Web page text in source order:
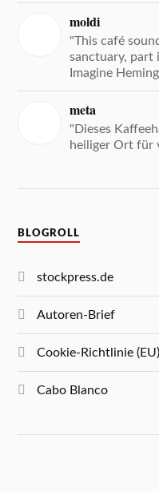
moldi
"This café
sanctuary, part
Imagine
meta
"Dieses
heiliger Ort für
BLOGROLL
stockpress.de
Autoren-Brief
Cookie-Richtlinie (EU)
Cabo Blanco